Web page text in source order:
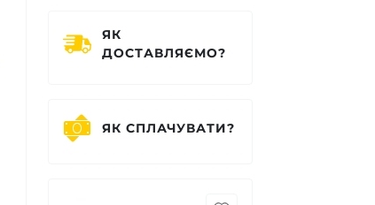
ЯК
ДОСТАВЛЯЄМО?
ЯК СПЛАЧУВАТИ?